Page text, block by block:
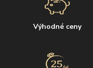
Výhodné ceny